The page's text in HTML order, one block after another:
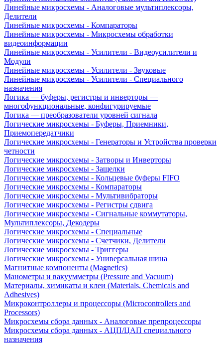
Линейные микросхемы - Аналоговые мультиплексоры,
Делители
Линейные микросхемы - Компараторы
Линейные микросхемы - Микросхемы обработки
видеоинформации
Линейные микросхемы - Усилители - Видеоусилители и
Модули
Линейные микросхемы - Усилители - Звуковые
Линейные микросхемы - Усилители - Специального
назначения
Логика — буферы, регистры и инверторы —
многофункциональные, конфигурируемые
Логика — преобразователи уровней сигнала
Логические микросхемы - Буферы, Приемники,
Приемопередатчики
Логические микросхемы - Генераторы и Устройства проверки
четности
Логические микросхемы - Затворы и Инверторы
Логические микросхемы - Защелки
Логические микросхемы - Кольцевые буферы FIFO
Логические микросхемы - Компараторы
Логические микросхемы - Мультивибраторы
Логические микросхемы - Регистры сдвига
Логические микросхемы - Сигнальные коммутаторы,
Мультиплексоры, Декодеры
Логические микросхемы - Специальные
Логические микросхемы - Счетчики, Делители
Логические микросхемы - Триггеры
Логические микросхемы - Универсальная шина
Магнитные компоненты (Magnetics)
Манометры и вакуумметры (Pressure and Vacuum)
Материалы, химикаты и клеи (Materials, Chemicals and
Adhesives)
Микроконтроллеры и процессоры (Microcontrollers and
Processors)
Микросхемы сбора данных - Аналоговые препроцессоры
Микросхемы сбора данных - АЦП/ЦАП специального
назначения